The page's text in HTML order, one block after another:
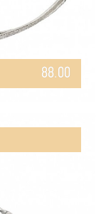
88.00